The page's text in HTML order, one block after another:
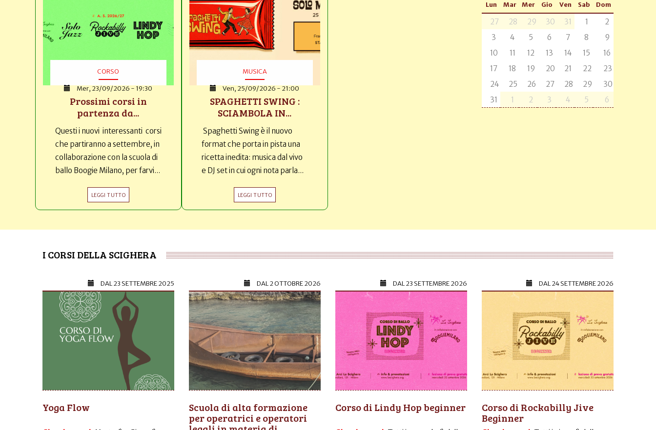
CORSO
Mer, 23/09/2026 - 19:30
Prossimi corsi in
partenza da...
Questi i nuovi interessanti corsi
che partiranno a settembre, in
collaborazione con la scuola di
ballo Boogie Milano, per farvi...
LEGGI TUTTO
MUSICA
Ven, 25/09/2026 - 21:00
SPAGHETTI SWING :
SCIAMBOLA IN...
Spaghetti Swing è il nuovo
format che porta in pista una
ricetta inedita: musica dal vivo
e DJ set in cui ogni nota parla...
LEGGI TUTTO
Lun Mar Mer Gio Ven Sab Dom
27 28 29 30 31 1
2
3
4 5 6 7 8
9
10
11 12 13 14 15
16
17
18 19 20 21 22
23
24
25 26 27 28 29
30
31
1 2 3 4 5 6
I CORSI DELLA SCIGHERA
DAL23 SETTEMBRE 2025
Yoga Flow
DAL2 OTTOBRE 2026
Scuola di alta formazione
per operatrici e operatori
DAL23 SETTEMBRE 2026
Corso di Lindy Hop beginner
DAL24 SETTEMBRE 2026
Corso di Rockabilly Jive
Beginner